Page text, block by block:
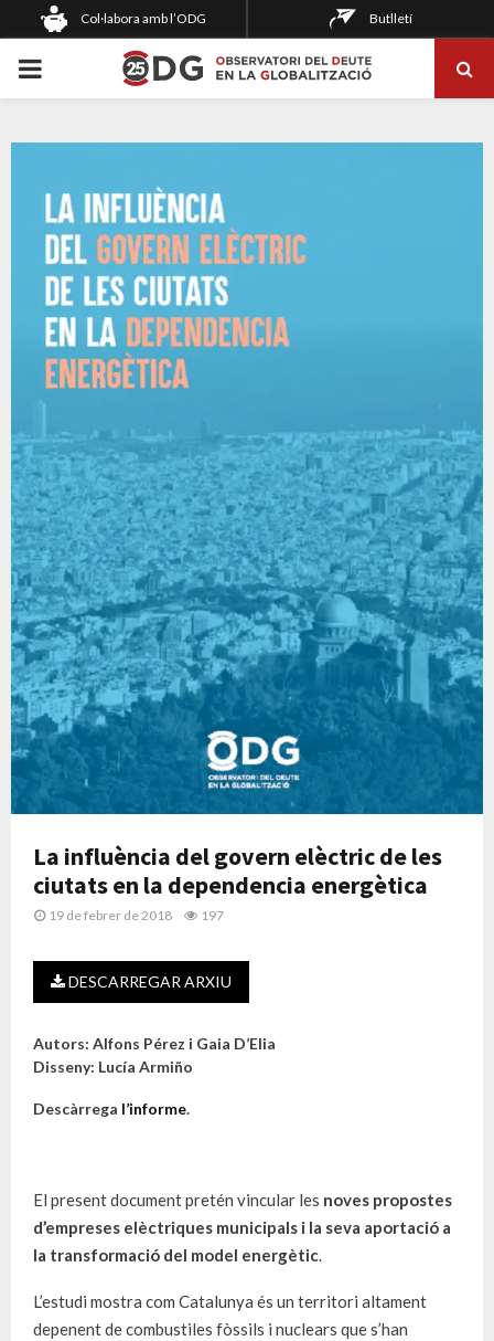
Col·labora amb l’ODG Butlletí
PRIMARY
La influència del govern elèctric de les
ciutats en la dependencia energètica
19 de febrer de 2018 197
DESCARREGAR ARXIU
Autors: Alfons Pérez i Gaia D’Elia
Disseny: Lucía Armiño
Descàrrega l’informe.
El present document pretén vincular les noves propostes
d’empreses elèctriques municipals i la seva aportació a
la transformació del model energètic.
L’estudi mostra com Catalunya és un territori altament
depenent de combustiles fòssils i nuclears que s’han